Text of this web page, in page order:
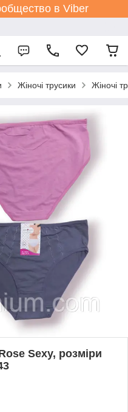
в Viber
Жіночі трусики Жіночі
Sexy, розміри